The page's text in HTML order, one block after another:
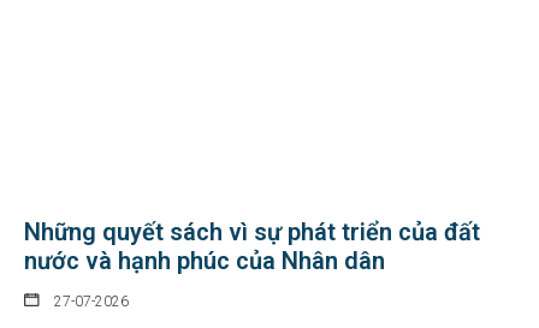
Những quyết sách vì sự phát triển của đất
nước và hạnh phúc của Nhân dân
27-07-2026